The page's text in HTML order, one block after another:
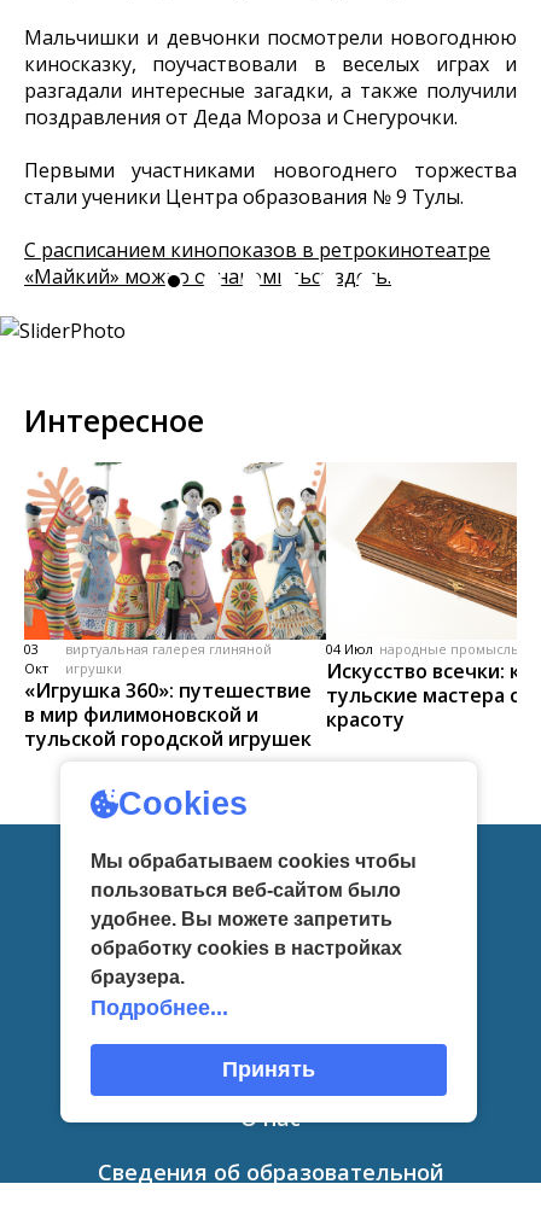
Мальчишки и девчонки посмотрели новогоднюю
киносказку, поучаствовали в веселых играх и
разгадали интересные загадки, а также получили
поздравления от Деда Мороза и Снегурочки.
Первыми участниками новогоднего торжества
стали ученики Центра образования № 9 Тулы.
С расписанием кинопоказов в ретрокинотеатре
«Майкий» можно ознакомиться здесь.
Интересное
03
Окт
виртуальная галерея глиняной
игрушки
«Игрушка 360»: путешествие
в мир филимоновской и
тульской городской игрушек
04 Июл народные промыслы,
Искусство всечки: как
тульские мастера
красоту
Главная
Новости
Приглашаем
О нас
Сведения об образовательной
Cookies
Мы обрабатываем cookies чтобы
пользоваться веб-сайтом было
удобнее. Вы можете запретить
обработку сookies в настройках
браузера.
Подробнее...
Принять